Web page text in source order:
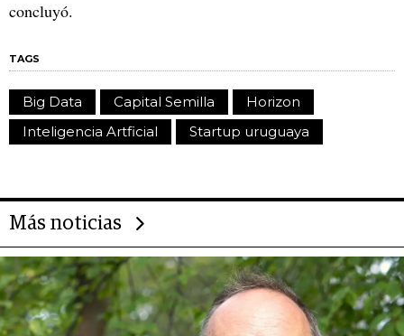
concluyó.
TAGS
Big Data Capital Semilla
Horizon
Inteligencia Artficial
Startup uruguaya
Más noticias